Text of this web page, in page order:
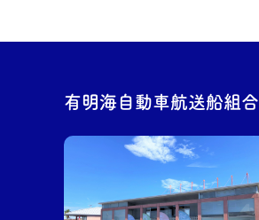
有明海自動車航送船組合